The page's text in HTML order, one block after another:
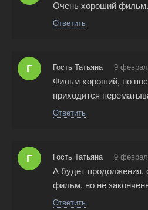
Очень хороший фильм.
Ответить
Г Гость Татьяна 9
Фильм хороший, но
приходится
Ответить
Г Гость Татьяна 9
А будет продолжения,
фильм, но не
Ответить